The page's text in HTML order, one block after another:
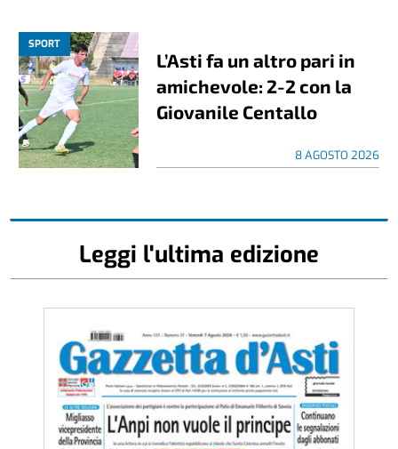
SPORT
L’Asti fa un altro pari in
amichevole: 2-2 con la
Giovanile Centallo
8 AGOSTO 2026
Leggi l'ultima edizione